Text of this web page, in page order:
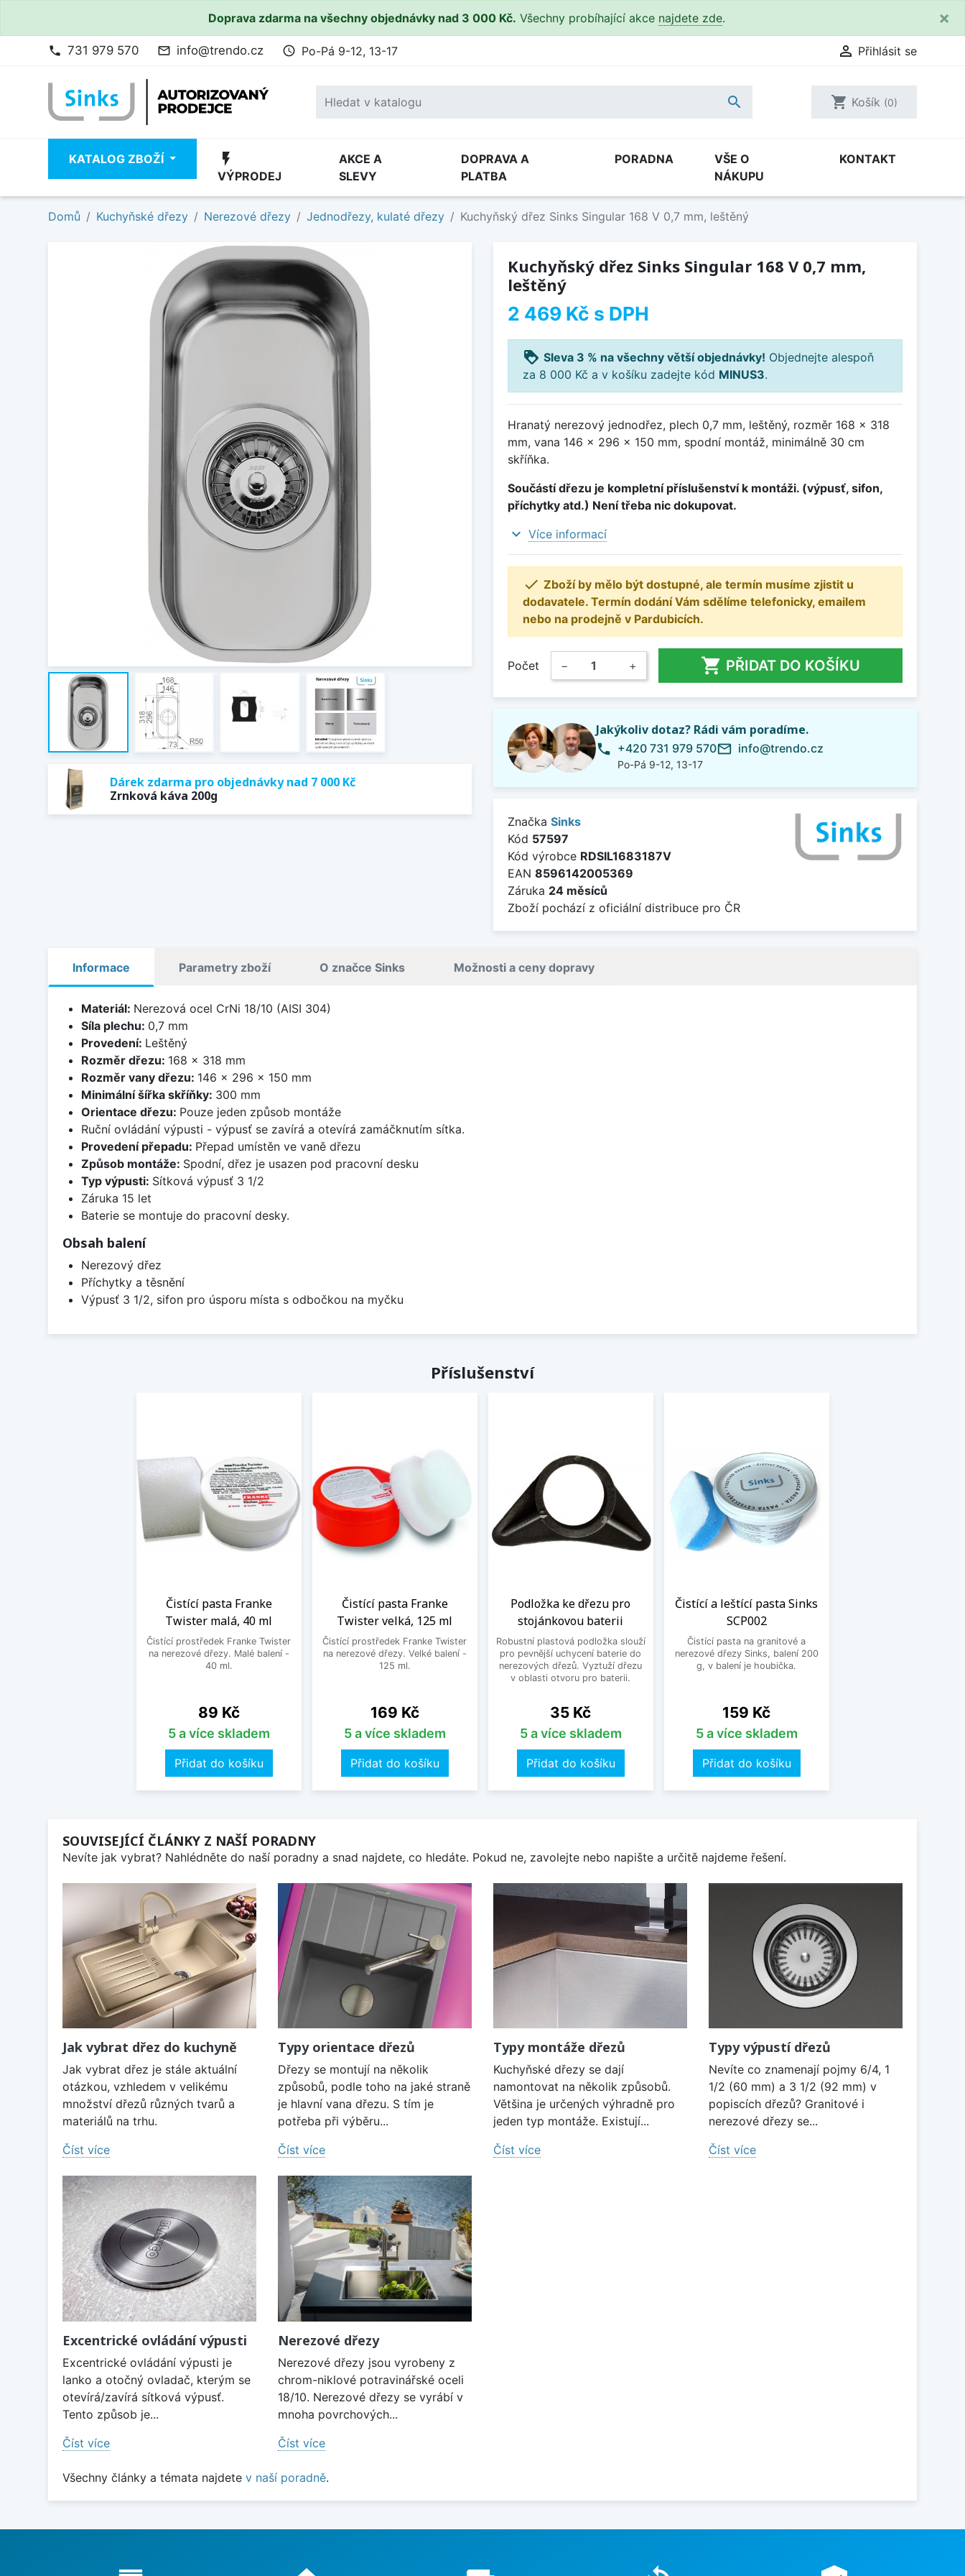
Doprava zdarma na všechny objednávky nad 3 000 Kč. Všechny probíhající akce najdete zde. ×
phone 731 979 570 mail_outline info@trendo.cz access_time Po-Pá 9-12, 13-17  Přihlásit se
 shopping_cart Košík (0)
KATALOG ZBOŽÍ flash_on
VÝPRODEJ
AKCE A
SLEVY
DOPRAVA A
PLATBA
PORADNA
VŠE O
NÁKUPU
KONTAKT
Domů Kuchyňské dřezy Nerezové dřezy Jednodřezy, kulaté dřezy Kuchyňský dřez Sinks Singular 168 V 0,7 mm, leštěný
Dárek zdarma pro objednávky nad 7 000 Kč
Zrnková káva 200g
Kuchyňský dřez Sinks Singular 168 V 0,7 mm,
leštěný
2 469 Kč s DPH
loyalty Sleva 3 % na všechny větší objednávky! Objednejte alespoň
za 8 000 Kč a v košíku zadejte kód MINUS3.
Hranatý nerezový jednodřez, plech 0,7 mm, leštěný, rozměr 168 x 318
mm, vana 146 x 296 x 150 mm, spodní montáž, minimálně 30 cm
skříňka.
Součástí dřezu je kompletní příslušenství k montáži. (výpusť, sifon,
příchytky atd.) Není třeba nic dokupovat.
expand_more Více informací
 Zboží by mělo být dostupné, ale termín musíme zjistit u
dodavatele. Termín dodání Vám sdělíme telefonicky, emailem
nebo na prodejně v Pardubicích.
Počet − +  PŘIDAT DO KOŠÍKU
Jakýkoliv dotaz? Rádi vám poradíme.
phone +420 731 979 570
Po-Pá 9-12, 13-17
mail_outline info@trendo.cz
Značka Sinks
Kód 57597
Kód výrobce RDSIL1683187V
EAN 8596142005369
Záruka 24 měsíců
Zboží pochází z oficiální distribuce pro ČR
Informace Parametry zboží O značce Sinks Možnosti a ceny dopravy
Materiál: Nerezová ocel CrNi 18/10 (AISI 304)
Síla plechu: 0,7 mm
Provedení: Leštěný
Rozměr dřezu: 168 x 318 mm
Rozměr vany dřezu: 146 x 296 x 150 mm
Minimální šířka skříňky: 300 mm
Orientace dřezu: Pouze jeden způsob montáže
Ruční ovládání výpusti - výpusť se zavírá a otevírá zamáčknutím sítka.
Provedení přepadu: Přepad umístěn ve vaně dřezu
Způsob montáže: Spodní, dřez je usazen pod pracovní desku
Typ výpusti: Sítková výpusť 3 1/2
Záruka 15 let
Baterie se montuje do pracovní desky.
Obsah balení
Nerezový dřez
Příchytky a těsnění
Výpusť 3 1/2, sifon pro úsporu místa s odbočkou na myčku
Příslušenství
Čistící pasta Franke
Twister malá, 40 ml
Čistící prostředek Franke Twister
na nerezové dřezy. Malé balení -
40 ml.
Cena
89 Kč
5 a více skladem
Přidat do košíku
Čistící pasta Franke
Twister velká, 125 ml
Čistící prostředek Franke Twister
na nerezové dřezy. Velké balení -
125 ml.
Cena
169 Kč
5 a více skladem
Přidat do košíku
Podložka ke dřezu pro
stojánkovou baterii
Robustní plastová podložka slouží
pro pevnější uchycení baterie do
nerezových dřezů. Vyztuží dřezu
v oblasti otvoru pro baterii.
Cena
35 Kč
5 a více skladem
Přidat do košíku
Čistící a leštící pasta Sinks
SCP002
Čistící pasta na granitové a
nerezové dřezy Sinks, balení 200
g, v balení je houbička.
Cena
159 Kč
5 a více skladem
Přidat do košíku
SOUVISEJÍCÍ ČLÁNKY Z NAŠÍ PORADNY
Nevíte jak vybrat? Nahlédněte do naší poradny a snad najdete, co hledáte. Pokud ne, zavolejte nebo napište a určitě najdeme řešení.
Jak vybrat dřez do kuchyně
Jak vybrat dřez je stále aktuální
otázkou, vzhledem v velikému
množství dřezů různých tvarů a
materiálů na trhu.
Číst více
Typy orientace dřezů
Dřezy se montují na několik
způsobů, podle toho na jaké straně
je hlavní vana dřezu. S tím je
potřeba při výběru...
Číst více
Typy montáže dřezů
Kuchyňské dřezy se dají
namontovat na několik způsobů.
Většina je určených výhradně pro
jeden typ montáže. Existují...
Číst více
Typy výpustí dřezů
Nevíte co znamenají pojmy 6/4, 1
1/2 (60 mm) a 3 1/2 (92 mm) v
popiscích dřezů? Granitové i
nerezové dřezy se...
Číst více
Excentrické ovládání výpusti
Excentrické ovládání výpusti je
lanko a otočný ovladač, kterým se
otevírá/zavírá sítková výpusť.
Tento způsob je...
Číst více
Nerezové dřezy
Nerezové dřezy jsou vyrobeny z
chrom-niklové potravinářské oceli
18/10. Nerezové dřezy se vyrábí v
mnoha povrchových...
Číst více
Všechny články a témata najdete v naší poradně.
Proč nakupovat u nás?